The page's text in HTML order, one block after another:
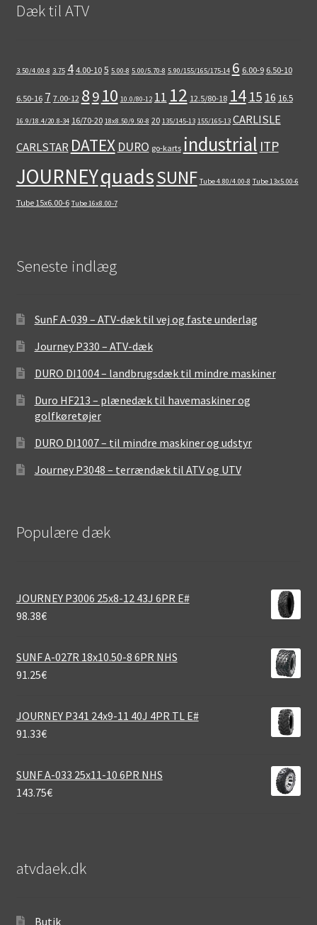
Dæk til ATV
3.50/4.00-8 3.75 4 4.00-10 5 5.00-8 5.00/5.70-8 5.90/155/165/175-14 6 6.00-9 6.50-10
6.50-16 7 7.00-12 89 10 10.0/80-12 11 12 12.5/80-18 14 15 16 16.5
16.9/18.4/20.8-34 16/70-20 18x8.50/9.50-8 20 135/145-13 155/165-13 CARLISLE
CARLSTAR DATEX DURO go-karts industrial ITP
JOURNEYquadsSUNF Tube 4.80/4.00-8 Tube 13x5.00-6
Tube 15x6.00-6 Tube 16x8.00-7
Seneste indlæg
SunF A-039 – ATV-dæk til vej og faste underlag
Journey P330 – ATV-dæk
DURO DI1004 – landbrugsdæk til mindre maskiner
Duro HF213 – plænedæk til havemaskiner og
golfkøretøjer
DURO DI1007 – til mindre maskiner og udstyr
Journey P3048 – terrændæk til ATV og UTV
Populære dæk
JOURNEY P3006 25x8-12 43J 6PR E#
98.38€
SUNF A-027R 18x10.50-8 6PR NHS
91.25€
JOURNEY P341 24x9-11 40J 4PR TL E#
91.33€
SUNF A-033 25x11-10 6PR NHS
143.75€
atvdaek.dk
Butik